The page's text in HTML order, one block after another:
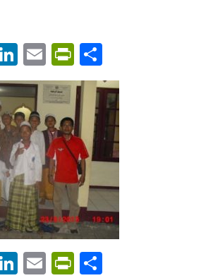
LinkedIn
EmailPrintFriendly
LinkedIn
EmailPrintFriendly